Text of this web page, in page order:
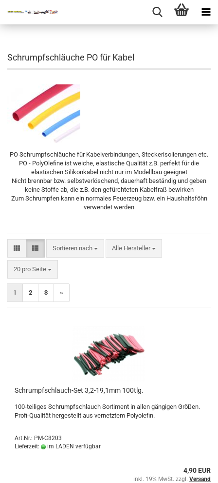
Schrumpfschläuche PO für Kabel
PO Schrumpfschläuche für Kabelverbindungen, Steckerisolierungen etc.
PO - PolyOlefine ist weiche, elastische Qualität z.B. perfekt für die
elastischen Silikonkabel nicht nur im Modellbau geeignet
Nicht brennbar bzw. selbstverlöschend, dauerhaft beständig und geben
keine Stoffe ab, die z.B. den gefürchteten Kabelfraß bewirken
Zum Schrumpfen kann ein normales Feuerzeug bzw. ein Haushaltsföhn
verwendet werden
Sortieren nach
Sortieren nach Alle Hersteller
20 pro Seite
pro Seite
1 2 3 »
Schrumpfschlauch-Set 3,2-19,1mm 100tlg.
100-teiliges Schrumpfschlauch Sortiment in allen gängigen Größen.
Profi-Qualität hergestellt aus vernetztem Polyolefin.
Art.Nr.: PM-C8203
Lieferzeit:
im LADEN verfügbar
4,90 EUR
inkl. 19% MwSt. zzgl. Versand